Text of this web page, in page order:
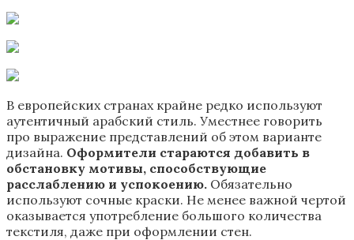
В европейских странах крайне редко используют
аутентичный арабский стиль. Уместнее говорить
про выражение представлений об этом варианте
дизайна. Оформители стараются добавить в
обстановку мотивы, способствующие
расслаблению и успокоению. Обязательно
используют сочные краски. Не менее важной чертой
оказывается употребление большого количества
текстиля, даже при оформлении стен.